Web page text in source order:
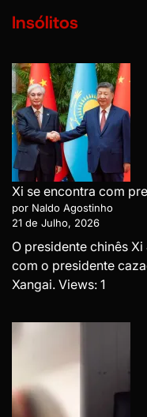
Insólitos
Xi se encontra com
por Naldo Agostinho
21 de Julho, 2026
O presidente chinês
com o presidente
Xangai. Views: 1